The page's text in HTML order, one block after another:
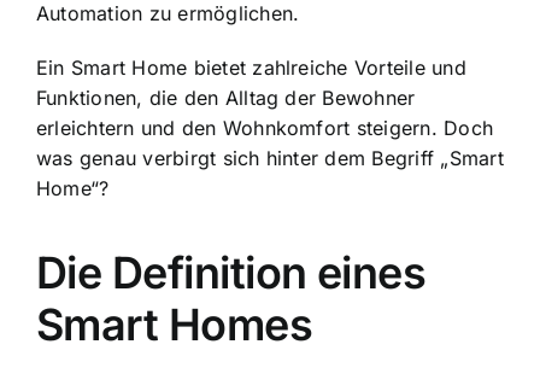
Automation zu ermöglichen.
Ein Smart Home bietet zahlreiche Vorteile und
Funktionen, die den Alltag der Bewohner
erleichtern und den Wohnkomfort steigern. Doch
was genau verbirgt sich hinter dem Begriff „Smart
Home“?
Die Definition eines
Smart Homes